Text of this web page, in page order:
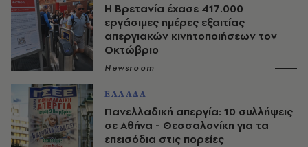
Η Βρετανία έχασε 417.000
εργάσιμες ημέρες εξαιτίας
απεργιακών κινητοποιήσεων τον
Οκτώβριο
Newsroom
ΕΛΛΑΔΑ
Πανελλαδική απεργία: 10 συλλήψεις
σε Αθήνα - Θεσσαλονίκη για τα
επεισόδια στις πορείες